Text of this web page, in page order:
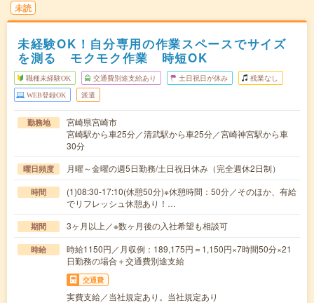
未読
未経験OK！自分専用の作業スペースでサイズ
を測る モクモク作業 時短OK
職種未経験OK 交通費別途支給あり 土日祝日が休み 残業なし
WEB登録OK 派遣
勤務地
宮崎県宮崎市
宮崎駅から車25分／清武駅から車25分／宮崎神宮駅から車
30分
曜日頻度 月曜～金曜の週5日勤務/土日祝日休み（完全週休2日制）
時間
(1)08:30-17:10(休憩50分)※休憩時間：50分／そのほか、有給
でリフレッシュ休憩あり！…
期間 3ヶ月以上／※数ヶ月後の入社希望も相談可
時給
時給1150円／月収例：189,175円＝1,150円×7時間50分×21
日勤務の場合＋交通費別途支給
交通費
実費支給／当社規定あり。当社規定あり